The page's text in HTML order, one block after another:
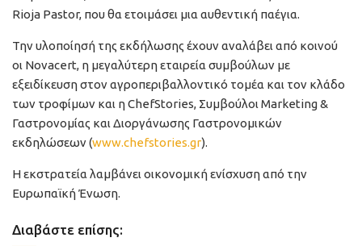
Rioja Pastor, που θα ετοιμάσει μια αυθεντική παέγια.
Την υλοποίησή της εκδήλωσης έχουν αναλάβει από κοινού
οι Novacert, η μεγαλύτερη εταιρεία συμβούλων με
εξειδίκευση στον αγροπεριβαλλοντικό τομέα και τον κλάδο
των τροφίμων και η ChefStories, Συμβούλοι Marketing &
Γαστρονομίας και Διοργάνωσης Γαστρονομικών
εκδηλώσεων (www.chefstories.gr).
Η εκστρατεία λαμβάνει οικονομική ενίσχυση από την
Ευρωπαϊκή Ένωση.
Διαβάστε επίσης: